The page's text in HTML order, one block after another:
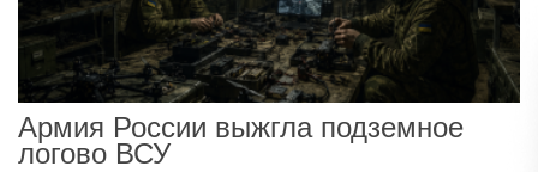
Армия России выжгла подземное
логово ВСУ